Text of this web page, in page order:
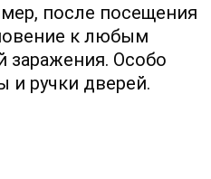
после посещения
к любым
заражения. Особо
ручки дверей.